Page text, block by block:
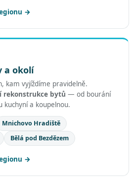
a okolí
kam vyjíždíme pravidelně.
rekonstrukce bytů — od bourání
kuchyní a koupelnou.
Mnichovo Hradiště
Bělá pod Bezdězem